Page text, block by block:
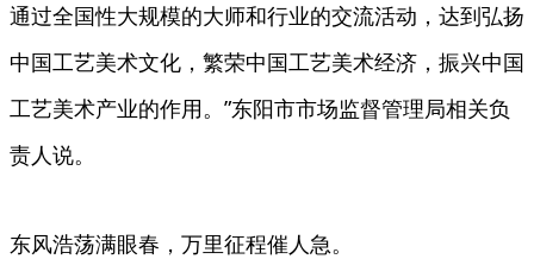
通过全国性大规模的大师和行业的交流活动，达到弘扬
中国工艺美术文化，繁荣中国工艺美术经济，振兴中国
工艺美术产业的作用。”东阳市市场监督管理局相关负
责人说。
东风浩荡满眼春，万里征程催人急。